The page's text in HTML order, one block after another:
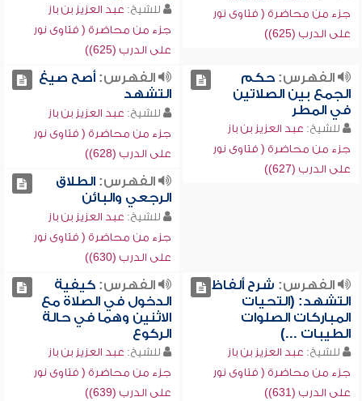
جزء من محاضرة ( فتاوى نور
على الدرب (625))
للشيخ: عبد العزيز بن باز
جزء من محاضرة ( فتاوى نور
على الدرب (625))
الفهرس:حكم
الجمع بين الصلاتين
في المطر
للشيخ: عبد العزيز بن باز
جزء من محاضرة ( فتاوى نور
على الدرب (627))
الفهرس:أصح صيغ
التشهد
للشيخ: عبد العزيز بن باز
جزء من محاضرة ( فتاوى نور
على الدرب (628))
الفهرس:الطلاق
الرجعي والبائن
للشيخ: عبد العزيز بن باز
جزء من محاضرة ( فتاوى نور
على الدرب (630))
الفهرس: شرح ألفاظ
التشهد: (التحيات
المباركات الصلوات
الطيبات ...)
للشيخ: عبد العزيز بن باز
جزء من محاضرة ( فتاوى نور
على الدرب (631))
الفهرس:كيفية
الدخول في الصلاة مع
الاثنين وهما في حالة
الركوع
للشيخ: عبد العزيز بن باز
جزء من محاضرة ( فتاوى نور
على الدرب (639))